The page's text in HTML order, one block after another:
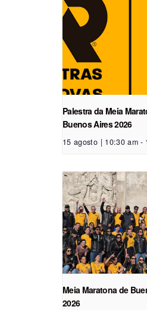
Palestra da Meia
Buenos Aires 2026
15 agosto | 10:30 am -
Meia Maratona de
2026